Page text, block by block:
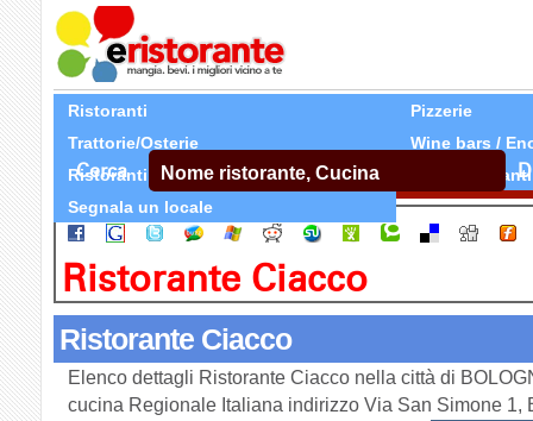
Ristoranti
Pizzerie
Trattorie/Osterie
Wine bars /
Ristoranti Etnici
Tutti Ristoranti
Segnala un locale
Cerca
Ristorante Ciacco
Ristorante Ciacco
Elenco dettagli Ristorante Ciacco nella città di
cucina Regionale Italiana indirizzo Via San Simone 1,